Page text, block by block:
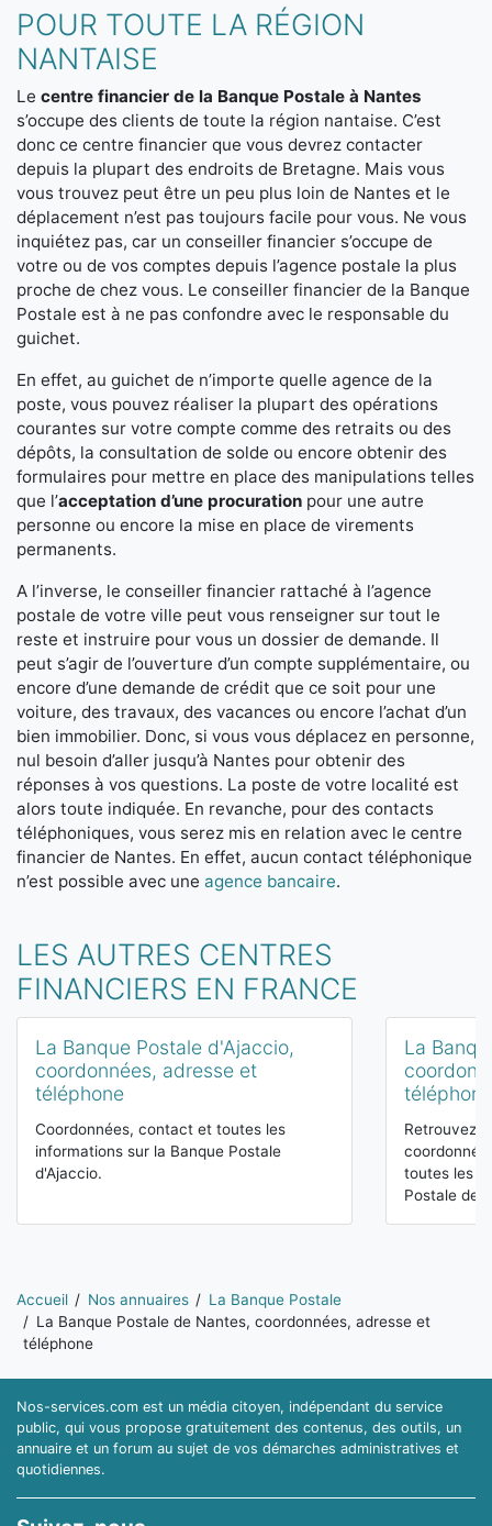
POUR TOUTE LA RÉGION
NANTAISE
Le centre financier de la Banque Postale à Nantes
s’occupe des clients de toute la région nantaise. C’est
donc ce centre financier que vous devrez contacter
depuis la plupart des endroits de Bretagne. Mais vous
vous trouvez peut être un peu plus loin de Nantes et le
déplacement n’est pas toujours facile pour vous. Ne vous
inquiétez pas, car un conseiller financier s’occupe de
votre ou de vos comptes depuis l’agence postale la plus
proche de chez vous. Le conseiller financier de la Banque
Postale est à ne pas confondre avec le responsable du
guichet.
En effet, au guichet de n’importe quelle agence de la
poste, vous pouvez réaliser la plupart des opérations
courantes sur votre compte comme des retraits ou des
dépôts, la consultation de solde ou encore obtenir des
formulaires pour mettre en place des manipulations telles
que l’acceptation d’une procuration pour une autre
personne ou encore la mise en place de virements
permanents.
A l’inverse, le conseiller financier rattaché à l’agence
postale de votre ville peut vous renseigner sur tout le
reste et instruire pour vous un dossier de demande. Il
peut s’agir de l’ouverture d’un compte supplémentaire, ou
encore d’une demande de crédit que ce soit pour une
voiture, des travaux, des vacances ou encore l’achat d’un
bien immobilier. Donc, si vous vous déplacez en personne,
nul besoin d’aller jusqu’à Nantes pour obtenir des
réponses à vos questions. La poste de votre localité est
alors toute indiquée. En revanche, pour des contacts
téléphoniques, vous serez mis en relation avec le centre
financier de Nantes. En effet, aucun contact téléphonique
n’est possible avec une agence bancaire.
LES AUTRES CENTRES
FINANCIERS EN FRANCE
La Banque Postale d'Ajaccio,
coordonnées, adresse et
téléphone
Coordonnées, contact et toutes les
informations sur la Banque Postale
d'Ajaccio.
La
téléphone
Retrouvez
toutes les
Postale de…
Vous êtes ici:
Accueil Nos annuaires
La Banque Postale
La Banque Postale de Nantes, coordonnées, adresse et
téléphone
Nos-services.com est un média citoyen, indépendant du service
public, qui vous propose gratuitement des contenus, des outils, un
annuaire et un forum au sujet de vos démarches administratives et
quotidiennes.